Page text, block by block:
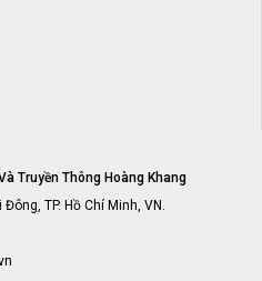
Truyền Thông Hoàng Khang
TP. Hồ Chí Minh, VN.